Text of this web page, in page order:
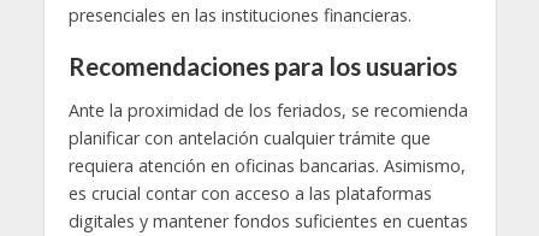
presenciales en las instituciones financieras.
Recomendaciones para los usuarios
Ante la proximidad de los feriados, se recomienda
planificar con antelación cualquier trámite que
requiera atención en oficinas bancarias. Asimismo,
es crucial contar con acceso a las plataformas
digitales y mantener fondos suficientes en cuentas